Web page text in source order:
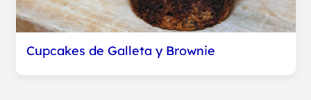
Cupcakes de Galleta y Brownie